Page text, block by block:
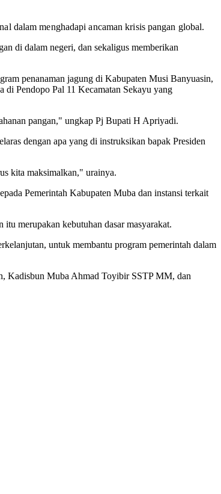
dalam menghadapi ancaman krisis pangan global.
di dalam negeri, dan sekaligus memberikan
penanaman jagung di Kabupaten Musi Banyuasin,
di Pendopo Pal 11 Kecamatan Sekayu yang
pangan," ungkap Pj Bupati H Apriyadi.
dengan apa yang di instruksikan bapak Presiden
kita maksimalkan," urainya.
Pemerintah Kabupaten Muba dan instansi terkait
merupakan kebutuhan dasar masyarakat.
untuk membantu program pemerintah dalam
Kadisbun Muba Ahmad Toyibir SSTP MM, dan